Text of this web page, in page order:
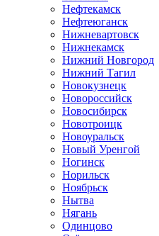
Нефтекамск
Нефтеюганск
Нижневартовск
Нижнекамск
Нижний Новгород
Нижний Тагил
Новокузнецк
Новороссийск
Новосибирск
Новотроицк
Новоуральск
Новый Уренгой
Ногинск
Норильск
Ноябрьск
Нытва
Нягань
Одинцово